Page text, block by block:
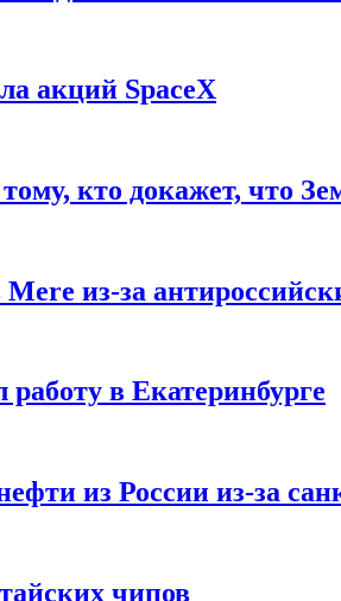
акций SpaceX
кто докажет, что
из-за
в Екатеринбурге
из России из-за
чипов